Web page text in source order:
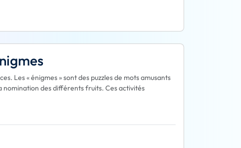
Les « énigmes » sont des puzzles de mots amusants
des différents fruits. Ces activités